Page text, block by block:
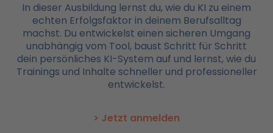
In dieser Ausbildung lernst du, wie du KI zu einem
echten Erfolgsfaktor in deinem Berufsalltag
machst. Du entwickelst einen sicheren Umgang
unabhängig vom Tool, baust Schritt für Schritt
dein persönliches KI-System auf und lernst, wie du
Trainings und Inhalte schneller und professioneller
entwickelst.
> Jetzt anmelden